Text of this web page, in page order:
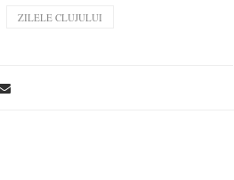
ZILELE CLUJULUI